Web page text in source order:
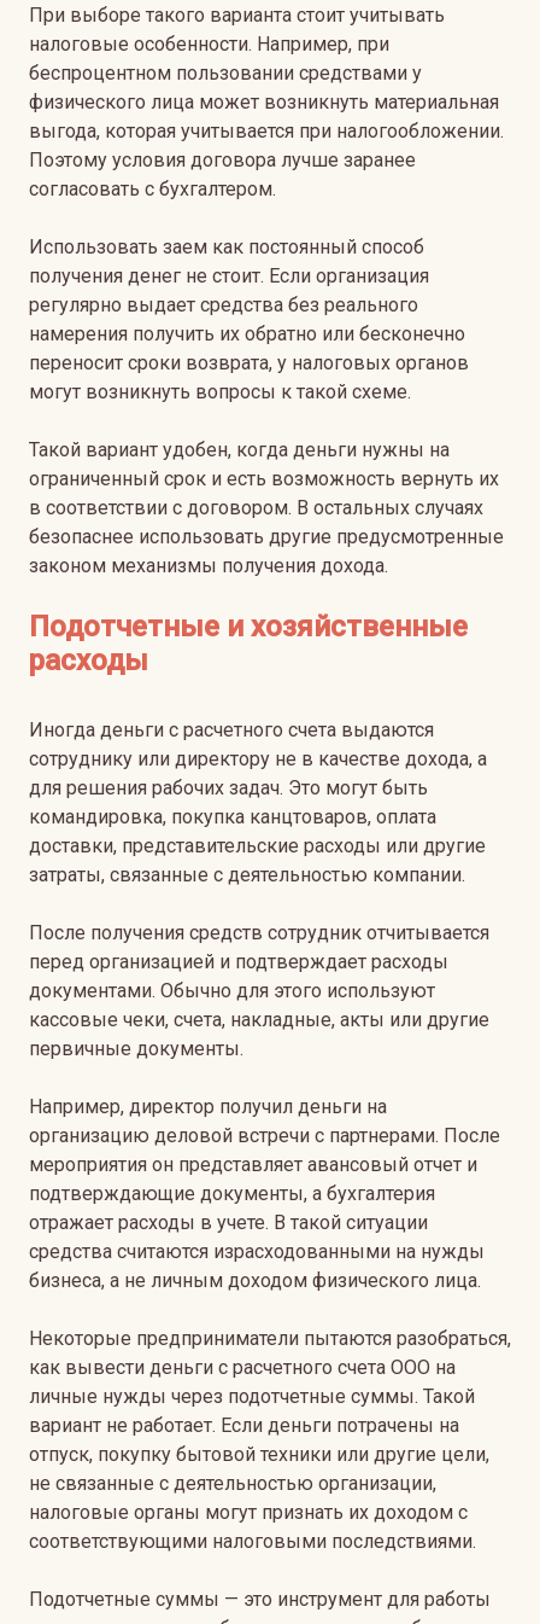
При выборе такого варианта стоит учитывать
налоговые особенности. Например, при
беспроцентном пользовании средствами у
физического лица может возникнуть материальная
выгода, которая учитывается при налогообложении.
Поэтому условия договора лучше заранее
согласовать с бухгалтером.
Использовать заем как постоянный способ
получения денег не стоит. Если организация
регулярно выдает средства без реального
намерения получить их обратно или бесконечно
переносит сроки возврата, у налоговых органов
могут возникнуть вопросы к такой схеме.
Такой вариант удобен, когда деньги нужны на
ограниченный срок и есть возможность вернуть их
в соответствии с договором. В остальных случаях
безопаснее использовать другие предусмотренные
законом механизмы получения дохода.
Подотчетные и хозяйственные
расходы
Иногда деньги с расчетного счета выдаются
сотруднику или директору не в качестве дохода, а
для решения рабочих задач. Это могут быть
командировка, покупка канцтоваров, оплата
доставки, представительские расходы или другие
затраты, связанные с деятельностью компании.
После получения средств сотрудник отчитывается
перед организацией и подтверждает расходы
документами. Обычно для этого используют
кассовые чеки, счета, накладные, акты или другие
первичные документы.
Например, директор получил деньги на
организацию деловой встречи с партнерами. После
мероприятия он представляет авансовый отчет и
подтверждающие документы, а бухгалтерия
отражает расходы в учете. В такой ситуации
средства считаются израсходованными на нужды
бизнеса, а не личным доходом физического лица.
Некоторые предприниматели пытаются разобраться,
как вывести деньги с расчетного счета ООО на
личные нужды через подотчетные суммы. Такой
вариант не работает. Если деньги потрачены на
отпуск, покупку бытовой техники или другие цели,
не связанные с деятельностью организации,
налоговые органы могут признать их доходом с
соответствующими налоговыми последствиями.
Подотчетные суммы — это инструмент для работы